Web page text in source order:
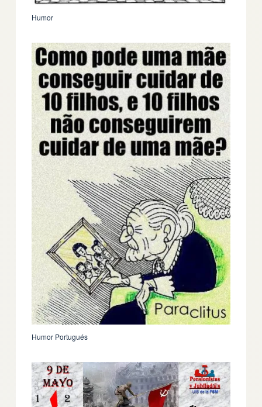
Humor
Humor Portugués